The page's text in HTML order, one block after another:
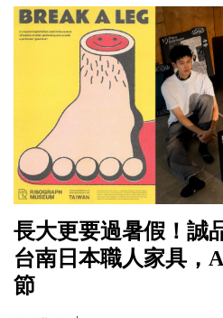
長大更要過暑假！誠
台南日本職人家具，
節